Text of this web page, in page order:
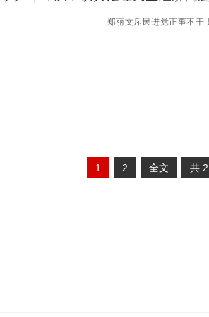
郑丽文斥民进党正事不干
1 2 全文 共 2